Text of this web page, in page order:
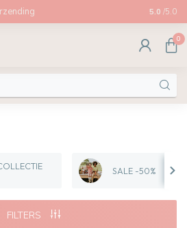
Afhalen
5.0 /5.0
0
SALE -50%
FILTERS